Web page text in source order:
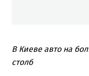
В Киеве авто на
столб